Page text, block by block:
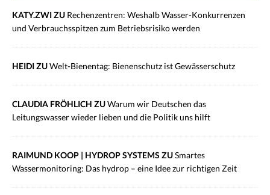
KATY.ZWI ZU Rechenzentren: Weshalb Wasser-Konkurrenzen
und Verbrauchsspitzen zum Betriebsrisiko werden
HEIDI ZUWelt-Bienentag: Bienenschutz ist Gewässerschutz
CLAUDIA FRÖHLICH ZUWarum wir Deutschen das
Leitungswasser wieder lieben und die Politik uns hilft
RAIMUND KOOP | HYDROP SYSTEMS ZUSmartes
Wassermonitoring: Das hydrop – eine Idee zur richtigen Zeit